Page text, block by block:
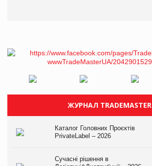
ЖУРНАЛ TRADEMASTER
Каталог Головних Проєктів
PrivateLabel – 2026
Сучасні рішення в